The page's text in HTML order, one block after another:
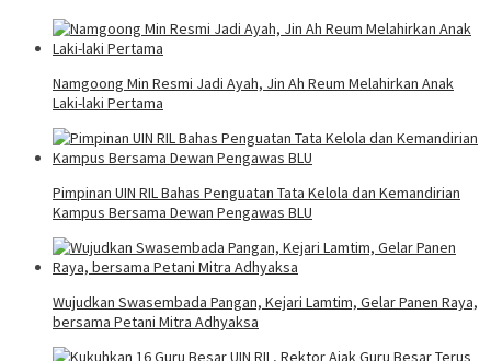
Namgoong Min Resmi Jadi Ayah, Jin Ah Reum Melahirkan Anak
Laki-laki Pertama
Pimpinan UIN RIL Bahas Penguatan Tata Kelola dan Kemandirian
Kampus Bersama Dewan Pengawas BLU
Wujudkan Swasembada Pangan, Kejari Lamtim, Gelar Panen Raya,
bersama Petani Mitra Adhyaksa